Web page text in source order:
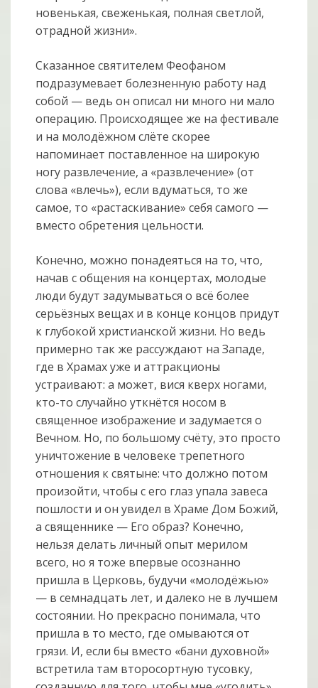
новенькая, свеженькая, полная светлой,
отрадной жизни».
Сказанное святителем Феофаном
подразумевает болезненную работу над
собой — ведь он описал ни много ни мало
операцию. Происходящее же на фестивале
и на молодёжном слёте скорее
напоминает поставленное на широкую
ногу развлечение, а «развлечение» (от
слова «влечь»), если вдуматься, то же
самое, то «растаскивание» себя самого —
вместо обретения цельности.
Конечно, можно понадеяться на то, что,
начав с общения на концертах, молодые
люди будут задумываться о всё более
серьёзных вещах и в конце концов придут
к глубокой христианской жизни. Но ведь
примерно так же рассуждают на Западе,
где в Храмах уже и аттракционы
устраивают: а может, вися кверх ногами,
кто-то случайно уткнётся носом в
священное изображение и задумается о
Вечном. Но, по большому счёту, это просто
уничтожение в человеке трепетного
отношения к святыне: что должно потом
произойти, чтобы с его глаз упала завеса
пошлости и он увидел в Храме Дом Божий,
а священнике — Его образ? Конечно,
нельзя делать личный опыт мерилом
всего, но я тоже впервые осознанно
пришла в Церковь, будучи «молодёжью»
— в семнадцать лет, и далеко не в лучшем
состоянии. Но прекрасно понимала, что
пришла в то место, где омываются от
грязи. И, если бы вместо «бани духовной»
встретила там второсортную тусовку,